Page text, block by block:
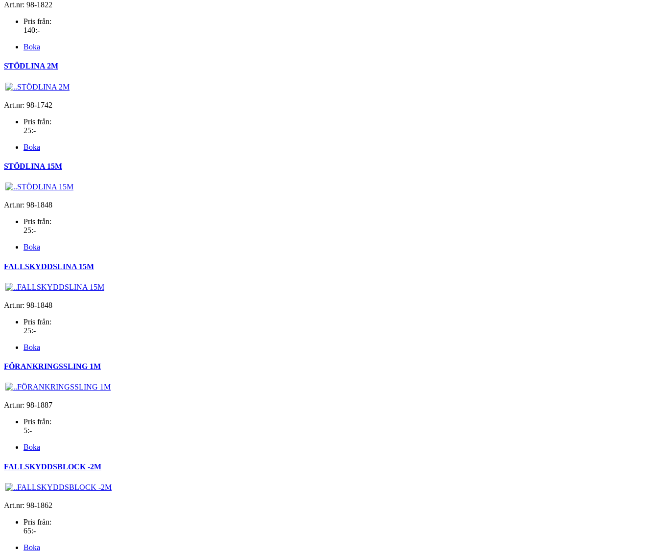
Art.nr: 98-1822
Pris från:
140:-
Boka
STÖDLINA 2M
Art.nr: 98-1742
Pris från:
25:-
Boka
STÖDLINA 15M
Art.nr: 98-1848
Pris från:
25:-
Boka
FALLSKYDDSLINA 15M
Art.nr: 98-1848
Pris från:
25:-
Boka
FÖRANKRINGSSLING 1M
Art.nr: 98-1887
Pris från:
5:-
Boka
FALLSKYDDSBLOCK -2M
Art.nr: 98-1862
Pris från:
65:-
Boka